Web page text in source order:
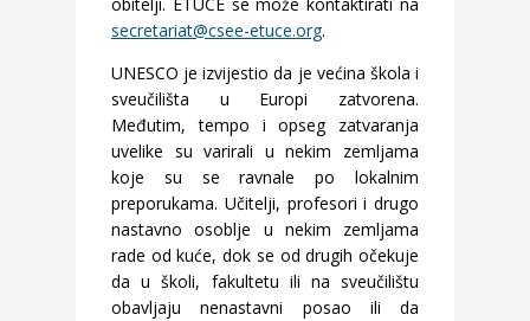
secretariat@csee-etuce.org.
UNESCO je izvijestio da je većina škola i
sveučilišta u Europi zatvorena.
Međutim, tempo i opseg zatvaranja
uvelike su varirali u nekim zemljama
koje su se ravnale po lokalnim
preporukama. Učitelji, profesori i drugo
nastavno osoblje u nekim zemljama
rade od kuće, dok se od drugih očekuje
da u školi, fakultetu ili na sveučilištu
obavljaju nenastavni posao ili da